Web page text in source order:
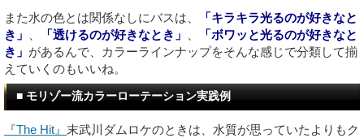
また水の色とは関係なしにバスは、
「キラキラ光るのが好きなと
き」
「透けるのが好きなとき」
「ボワッと光るのが好きなと
き」 があるんで、カラーラインナップをそんな感じで分類して揃
えていくのもいいね。
■ モリゾー流カラーローテーション実践例
『The Hit』 末武川ダムロケのときは、水質が思っていたよりもク